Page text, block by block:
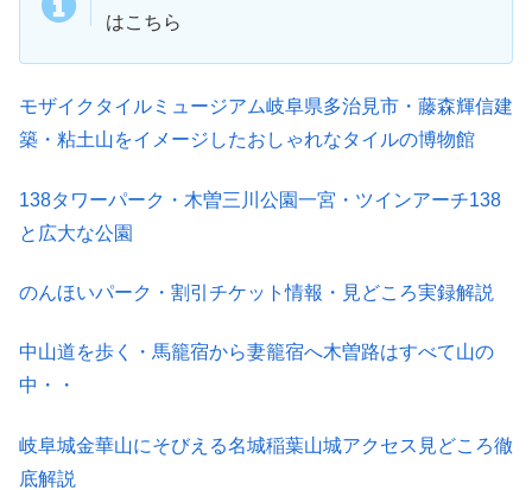
はこちら
モザイクタイルミュージアム岐阜県多治見市・藤森輝信建
築・粘土山をイメージしたおしゃれなタイルの博物館
138タワーパーク・木曽三川公園一宮・ツインアーチ138
と広大な公園
のんほいパーク・割引チケット情報・見どころ実録解説
中山道を歩く・馬籠宿から妻籠宿へ木曽路はすべて山の
中・・
岐阜城金華山にそびえる名城稲葉山城アクセス見どころ徹
底解説